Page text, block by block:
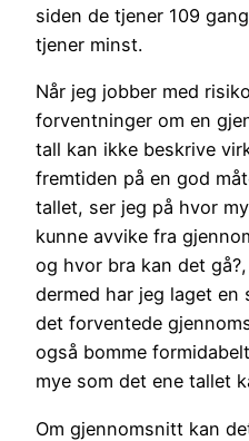
siden de tjener 109
tjener minst.
Når jeg jobber med
forventninger om en
tall kan ikke beskrive
fremtiden på en god
tallet, ser jeg på hvor
kunne avvike fra
og hvor bra kan det
dermed har jeg laget
det forventede
også bomme
mye som det ene tallet
Om gjennomsnitt kan